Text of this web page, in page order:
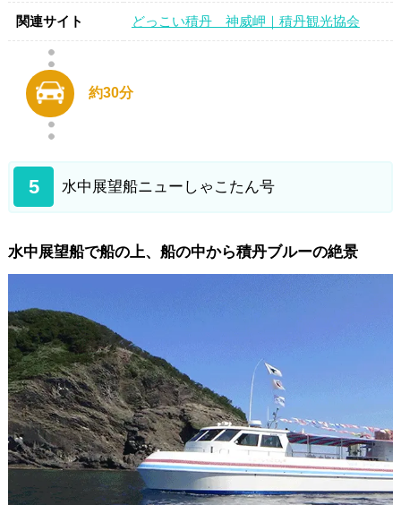
関連サイト どっこい積丹 神威岬｜積丹観光協会
約30分
5 水中展望船ニューしゃこたん号
水中展望船で船の上、船の中から積丹ブルーの絶景